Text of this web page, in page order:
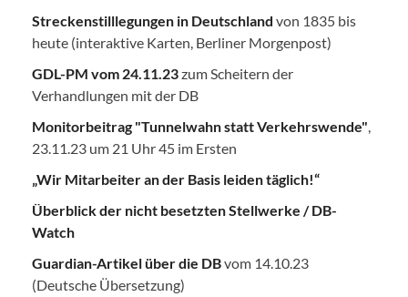
Streckenstilllegungen in Deutschland von 1835 bis
heute (interaktive Karten, Berliner Morgenpost)
GDL-PM vom 24.11.23zum Scheitern der
Verhandlungen mit der DB
Monitorbeitrag "Tunnelwahn statt Verkehrswende",
23.11.23 um 21 Uhr 45 im Ersten
„Wir Mitarbeiter an der Basis leiden täglich!“
Überblick der nicht besetzten Stellwerke / DB-
Watch
Guardian-Artikel über die DBvom 14.10.23
(Deutsche Übersetzung)